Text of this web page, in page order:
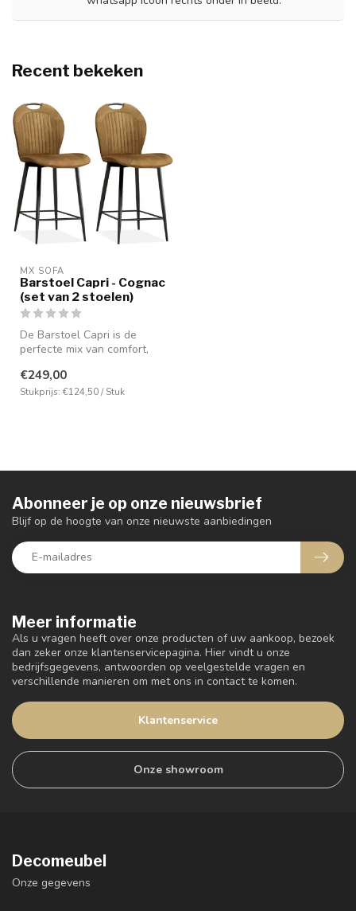
Recent bekeken
MX SOFA
Barstoel Capri - Cognac
(set van 2 stoelen)
De Barstoel Capri is de
perfecte mix van comfort,
€249,00
Stukprijs: €124,50 / Stuk
Meer informatie
Als u vragen heeft over onze producten of uw aankoop, bezoek
dan zeker onze klantenservicepagina. Hier vindt u onze
bedrijfsgegevens, antwoorden op veelgestelde vragen en
verschillende manieren om met ons in contact te komen.
Klantenservice
Onze showroom
Abonneer je op onze nieuwsbrief
Blijf op de hoogte van onze nieuwste aanbiedingen
Decomeubel
Onze gegevens